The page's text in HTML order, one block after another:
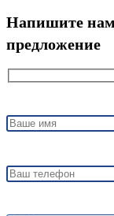
Напишите нам
предложение